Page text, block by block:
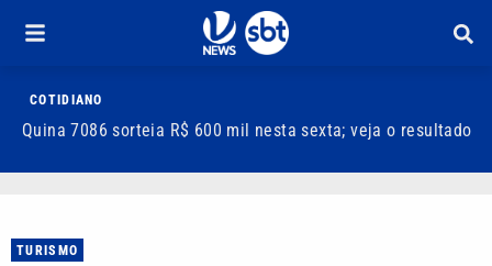
COTIDIANO
Quina 7086 sorteia R$ 600 mil nesta sexta; veja o resultado
TURISMO